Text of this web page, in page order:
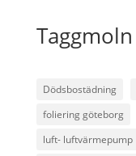
Taggmoln
Dödsbostädning
foliering göteborg
luft- luftvärmepump